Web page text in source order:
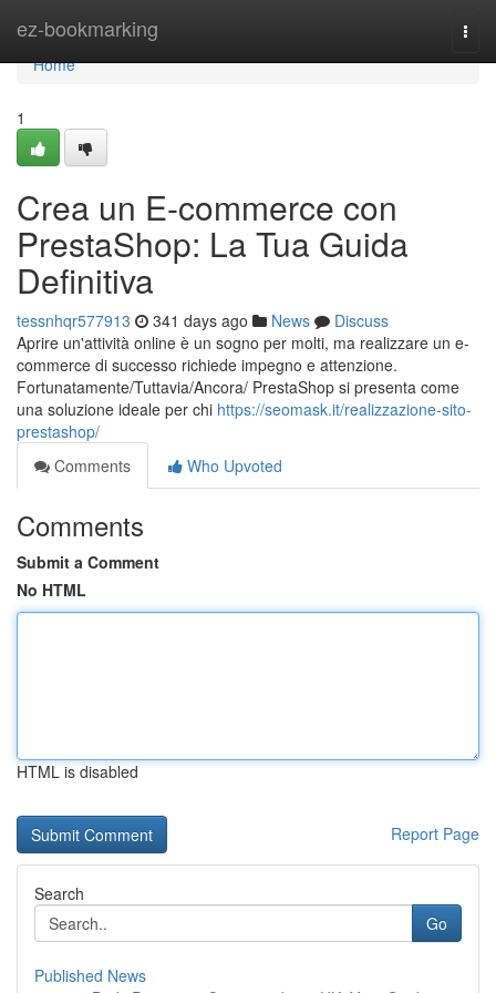
ez-bookmarking
Home
Home
1
Crea un E-commerce con
PrestaShop: La Tua Guida
Definitiva
tessnhqr577913 341 days ago News
Discuss
Aprire un'attività online è un sogno per molti, ma realizzare un e-
commerce di successo richiede impegno e attenzione.
Fortunatamente/Tuttavia/Ancora/ PrestaShop si presenta come
una soluzione ideale per chi https://seomask.it/realizzazione-sito-
prestashop/
Comments
Who Upvoted
Comments
Submit a Comment
No HTML
HTML is disabled
Report Page
Search
Go
Published News